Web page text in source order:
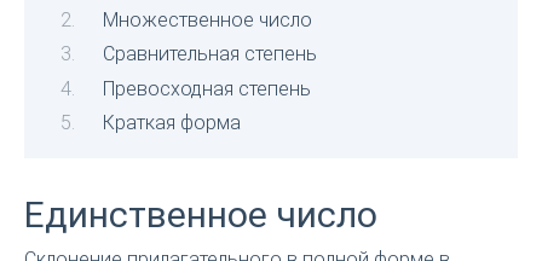
Множественное число
Сравнительная степень
Превосходная степень
Краткая форма
Единственное число